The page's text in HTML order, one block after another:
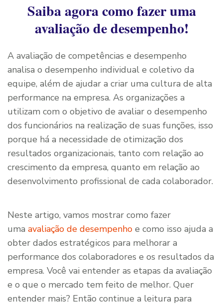
Saiba agora como fazer uma
avaliação de desempenho!
A avaliação de competências e desempenho
analisa o desempenho individual e coletivo da
equipe, além de ajudar a criar uma cultura de alta
performance na empresa. As organizações a
utilizam com o objetivo de avaliar o desempenho
dos funcionários na realização de suas funções, isso
porque há a necessidade de otimização dos
resultados organizacionais, tanto com relação ao
crescimento da empresa, quanto em relação ao
desenvolvimento profissional de cada colaborador.
Neste artigo, vamos mostrar como fazer
uma avaliação de desempenho e como isso ajuda a
obter dados estratégicos para melhorar a
performance dos colaboradores e os resultados da
empresa. Você vai entender as etapas da avaliação
e o que o mercado tem feito de melhor. Quer
entender mais? Então continue a leitura para